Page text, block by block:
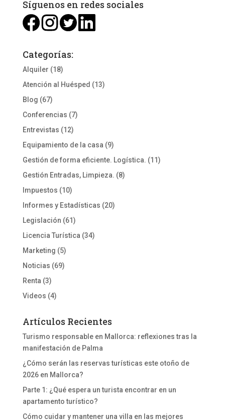
Síguenos en redes sociales
Categorías:
Alquiler (18)
Atención al Huésped (13)
Blog (67)
Conferencias (7)
Entrevistas (12)
Equipamiento de la casa (9)
Gestión de forma eficiente. Logística. (11)
Gestión Entradas, Limpieza. (8)
Impuestos (10)
Informes y Estadísticas (20)
Legislación (61)
Licencia Turística (34)
Marketing (5)
Noticias (69)
Renta (3)
Videos (4)
Artículos Recientes
Turismo responsable en Mallorca: reflexiones tras la
manifestación de Palma
¿Cómo serán las reservas turísticas este otoño de
2026 en Mallorca?
Parte 1: ¿Qué espera un turista encontrar en un
apartamento turístico?
Cómo cuidar y mantener una villa en las mejores